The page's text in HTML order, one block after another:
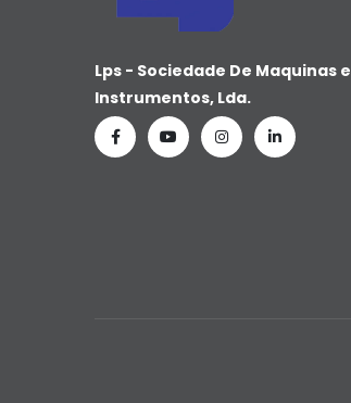
Lps - Sociedade De Maquinas e
Instrumentos, Lda.